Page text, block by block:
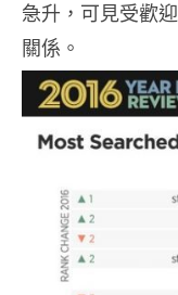
急升，可見受歡
關係。